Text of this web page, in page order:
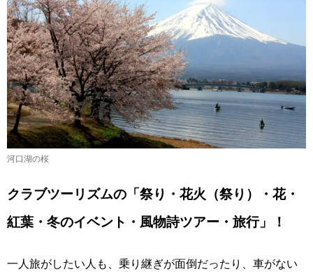
河口湖の桜
クラブツーリズムの「祭り・花火（祭り）・花・
紅葉・冬のイベント・風物詩ツアー・旅行」！
一人旅がしたい人も、乗り継ぎが面倒だったり、車がない